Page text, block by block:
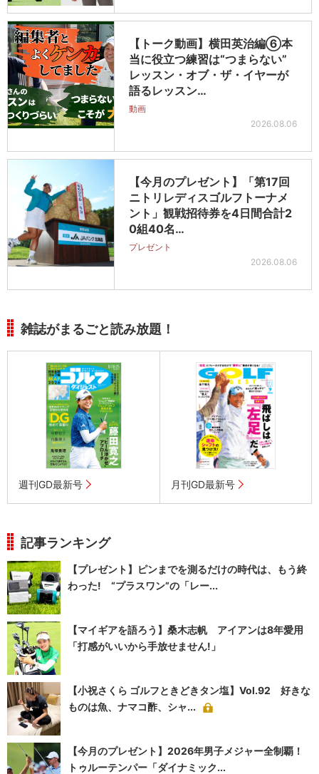
【トーク動画】横田英治編⑥本
当に役立つ練習は“つまらない”
レッスン・オブ・ザ・イヤーが
語るレッスン…
動画
2026.08.06
【今月のプレゼント】「第17回
ニトリレディスゴルフトーナメ
ント」観戦招待券を4日間合計2
0組40名…
プレゼント
2026.08.06
雑誌がまるごと読み放題！
週刊GD最新号 月刊GD最新号
記事ランキング
【プレゼント】ピンまでを測るだけの時代は、もう終
わった! “プラスワン”の「レー...
【マイギアを語ろう】桑木志帆 アイアンは8年愛用
「打感がいいから手放せません!」
【小祝さくら ゴルフときどきタン塩】Vol.92 好きな
ものは魚、ナマコ酢、シャ...
【今月のプレゼント】2026年男子メジャー全制覇！
トゥルーテンパー「ダイナミック...